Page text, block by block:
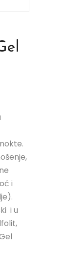
i
i u